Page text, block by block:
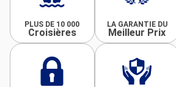
PLUS DE 10 000
Croisières
LA GARANTIE DU
Meilleur Prix